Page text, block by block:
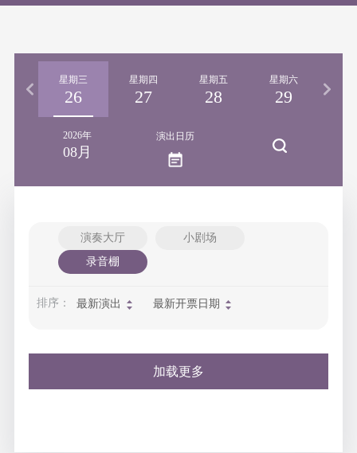
星期三
26
星期四
27
星期五
28
星期六
29
2026年
08月
演出日历
演奏大厅
小剧场
录音棚
排序： 最新演出 最新开票日期
加载更多